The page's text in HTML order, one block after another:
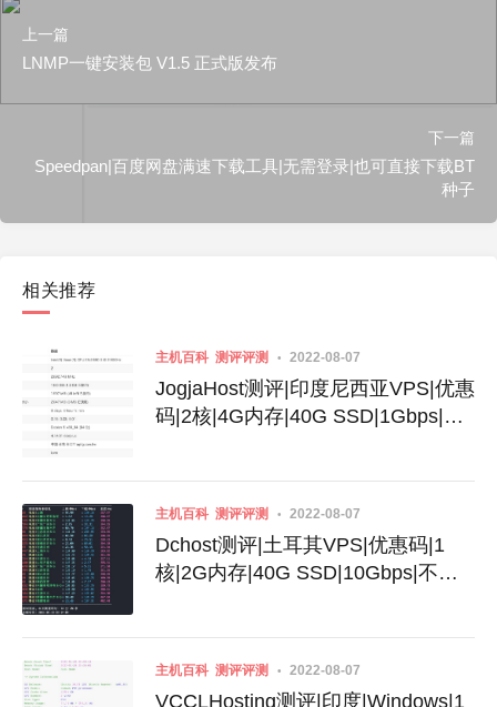
上一篇
LNMP一键安装包 V1.5 正式版发布
下一篇
Speedpan|百度网盘满速下载工具|无需登录|也可直接下载BT
种子
相关推荐
主机百科 测评评测 2022-08-07
JogjaHost测评|印度尼西亚VPS|优惠
码|2核|4G内存|40G SSD|1Gbps|不
主机百科 测评评测 2022-08-07
Dchost测评|土耳其VPS|优惠码|1
核|2G内存|40G SSD|10Gbps|不限
主机百科 测评评测 2022-08-07
VCCLHosting测评|印度|Windows|1